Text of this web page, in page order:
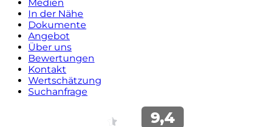
Medien
In der Nähe
Dokumente
Angebot
Über uns
Bewertungen
Kontakt
Wertschätzung
Suchanfrage